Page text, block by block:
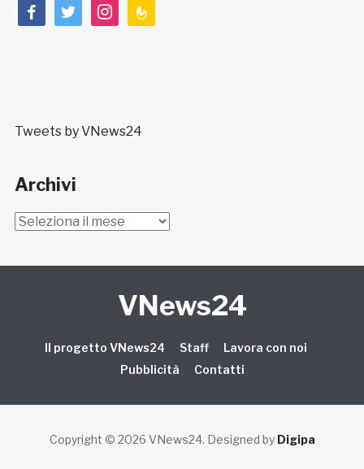
facebooktwitterinstagramfeedburner
Tweets by VNews24
Archivi
Archivi
VNews24
Il progetto VNews24 Staff
Lavora con noi
Pubblicità
Contatti
Copyright © 2026 VNews24. Designed by Digipa